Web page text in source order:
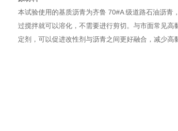
本试验使用的基质沥青为齐鲁 70#A 级道路石油沥
过搅拌就可以溶化，不需要进行剪切。与市面常见
定剂，可以促进改性剂与沥青之间更好融合，减少高